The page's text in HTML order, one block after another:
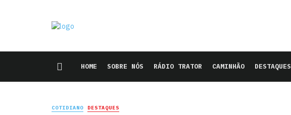
HOME SOBRE NÓS RÁDIO TRATOR CAMINHÃO DESTAQUES
COTIDIANO DESTAQUES